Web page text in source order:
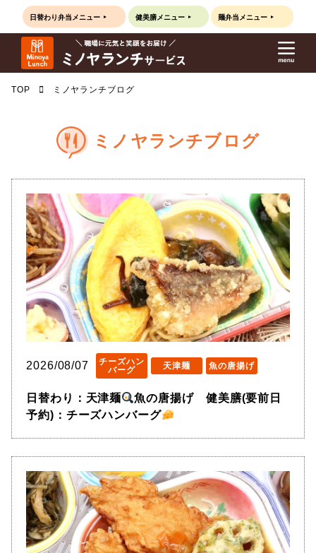
日替わり弁当 メニュー 健美膳メニュー 麺弁当 メニュー
TOP ミノヤランチブログ
ミノヤランチブログ
2026/08/07
チーズハン
バーグ
天津麺 魚の唐揚げ
日替わり：天津麺
魚の唐揚げ 健美膳(要前日
予約)：チーズハンバーグ